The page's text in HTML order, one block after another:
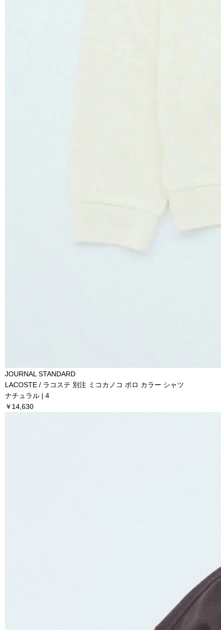
JOURNAL STANDARD
LACOSTE / ラコステ 別注 ミコカノコ ポロ カラー シャツ
ナチュラル | 4
￥14,630